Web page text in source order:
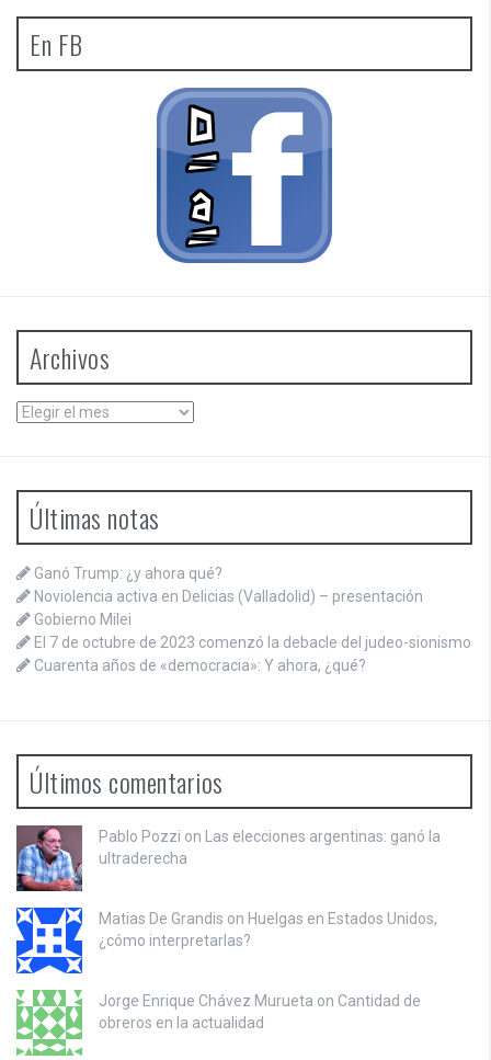
En FB
Archivos
Archivos
Últimas notas
Ganó Trump: ¿y ahora qué?
Noviolencia activa en Delicias (Valladolid) – presentación
Gobierno Milei
El 7 de octubre de 2023 comenzó la debacle del judeo-sionismo
Cuarenta años de «democracia»: Y ahora, ¿qué?
Últimos comentarios
Pablo Pozzi on Las elecciones argentinas: ganó la
ultraderecha
Matias De Grandis on Huelgas en Estados Unidos,
¿cómo interpretarlas?
Jorge Enrique Chávez Murueta on Cantidad de
obreros en la actualidad